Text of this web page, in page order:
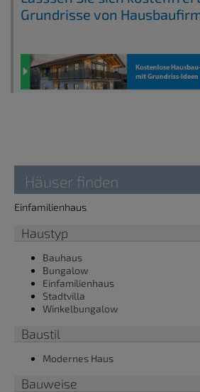
Grundrisse von
Häuser finden
Einfamilienhaus
Haustyp
Bauhaus
Bungalow
Einfamilienhaus
Stadtvilla
Winkelbungalow
Baustil
Modernes Haus
Bauweise